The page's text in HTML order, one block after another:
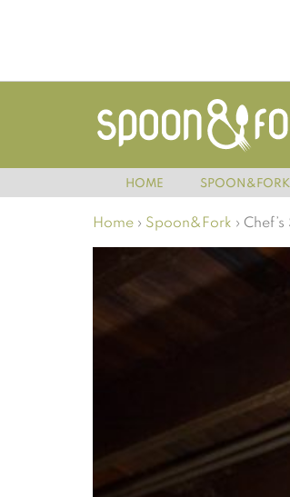
HOME SPOON&FORK
Home › Spoon&Fork ›